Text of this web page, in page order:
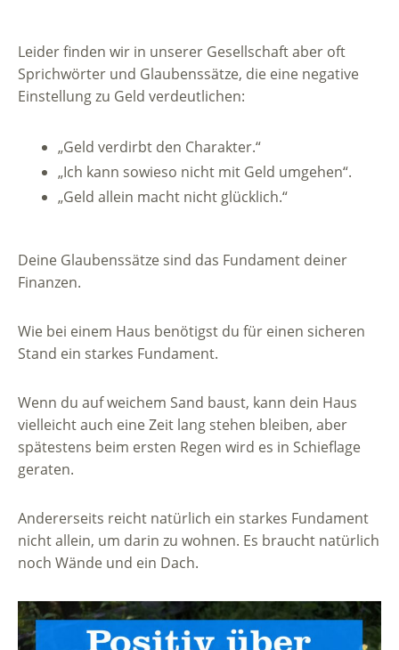
Leider finden wir in unserer Gesellschaft aber oft
Sprichwörter und Glaubenssätze, die eine negative
Einstellung zu Geld verdeutlichen:
„Geld verdirbt den Charakter.“
„Ich kann sowieso nicht mit Geld umgehen“.
„Geld allein macht nicht glücklich.“
Deine Glaubenssätze sind das Fundament deiner
Finanzen.
Wie bei einem Haus benötigst du für einen sicheren
Stand ein starkes Fundament.
Wenn du auf weichem Sand baust, kann dein Haus
vielleicht auch eine Zeit lang stehen bleiben, aber
spätestens beim ersten Regen wird es in Schieflage
geraten.
Andererseits reicht natürlich ein starkes Fundament
nicht allein, um darin zu wohnen. Es braucht natürlich
noch Wände und ein Dach.